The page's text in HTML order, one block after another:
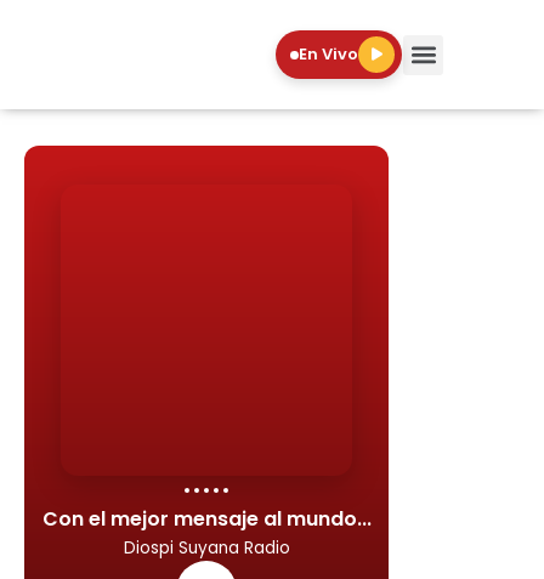
En Vivo
Con el mejor mensaje al mundo...
Diospi Suyana Radio